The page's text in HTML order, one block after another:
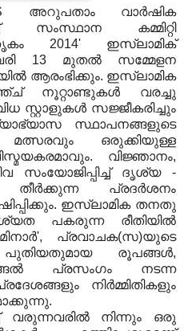
അറുപതാം വാര്‍ഷിക
സംസ്ഥാന കമ്മിറ്റി
2014' ഇസ്‌ലാമിക്
13 മുതല്‍ സമ്മേളന
ആരംഭിക്കും. ഇസ്‌ലാമിക
നൂറ്റാണ്ടുകള്‍ വരച്ചു
സ്റ്റാളുകള്‍ സജ്ജീകരിച്ചും
സ്ഥാപനങ്ങളുടെ
ഒരുക്കിയുള്ള
. വിജ്ഞാനം,
സംയോജിപ്പിച്ച് ദൃശ്യ -
പ്രദര്‍ശനം
. ഇസ്‌ലാമിക തനതു
പകരുന്ന രീതിയില്‍
', പ്രവാചക(സ)യുടെ
രൂപങ്ങള്‍,
പ്രസംഗം നടന്ന
നിര്‍മ്മിതികളും
.
വരുന്നവരില്‍ നിന്നും ഒരു